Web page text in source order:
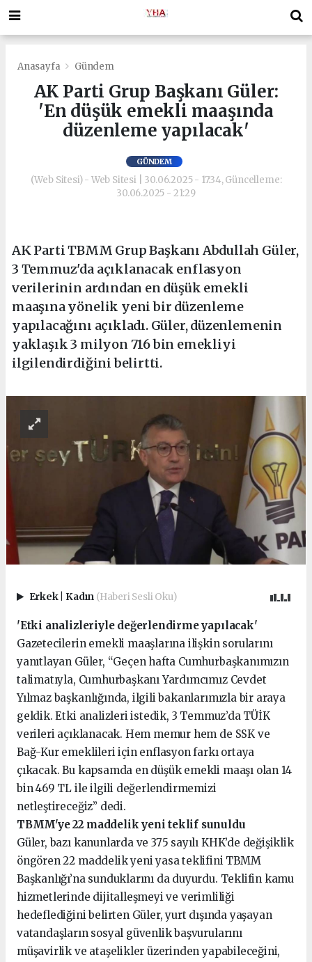
Anasayfa Gündem
AK Parti Grup Başkanı Güler:
'En düşük emekli maaşında
düzenleme yapılacak'
GÜNDEM
(Web Sitesi) - Web Sitesi | 30.06.2025 - 17:34, Güncelleme:
30.06.2025 - 21:29
AK Parti TBMM Grup Başkanı Abdullah Güler,
3 Temmuz'da açıklanacak enflasyon
verilerinin ardından en düşük emekli
maaşına yönelik yeni bir düzenleme
yapılacağını açıkladı. Güler, düzenlemenin
yaklaşık 3 milyon 716 bin emekliyi
ilgilendirdiğini belirtti.
Erkek Kadın (Haberi Sesli Oku)
'Etki analizleriyle değerlendirme yapılacak'
Gazetecilerin emekli maaşlarına ilişkin sorularını
yanıtlayan Güler, “Geçen hafta Cumhurbaşkanımızın
talimatıyla, Cumhurbaşkanı Yardımcımız Cevdet
Yılmaz başkanlığında, ilgili bakanlarımızla bir araya
geldik. Etki analizleri istedik, 3 Temmuz’da TÜİK
verileri açıklanacak. Hem memur hem de SSK ve
Bağ-Kur emeklileri için enflasyon farkı ortaya
çıkacak. Bu kapsamda en düşük emekli maaşı olan 14
bin 469 TL ile ilgili değerlendirmemizi
netleştireceğiz” dedi.
TBMM'ye 22 maddelik yeni teklif sunuldu
Güler, bazı kanunlarda ve 375 sayılı KHK’de değişiklik
öngören 22 maddelik yeni yasa teklifini TBMM
Başkanlığı’na sunduklarını da duyurdu. Teklifin kamu
hizmetlerinde dijitalleşmeyi ve verimliliği
hedeflediğini belirten Güler, yurt dışında yaşayan
vatandaşların sosyal güvenlik başvurularını
müşavirlik ve ataşelikler üzerinden yapabileceğini,